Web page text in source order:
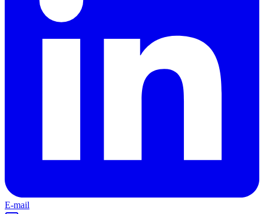
E-mail